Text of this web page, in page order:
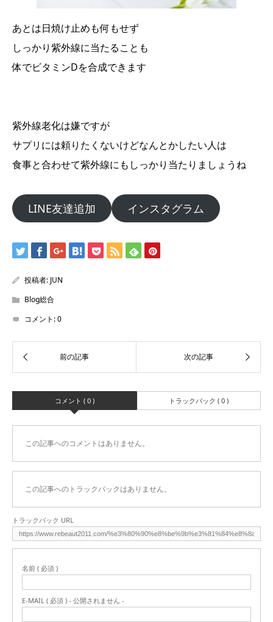
あとは日焼け止めも何もせず
しっかり紫外線に当たることも
体でビタミンDを合成できます
紫外線老化は嫌ですが
サプリには頼りたくないけどなんとかしたい人は
食事と合わせて紫外線にもしっかり当たりましょうね
LINE友達追加 インスタグラム
投稿者: JUN
Blog総合
コメント:0
コメント ( 0 ) トラックバック ( 0 )
この記事へのコメントはありません。
この記事へのトラックバックはありません。
トラックバック URL
名前 ( 必須 )
E-MAIL ( 必須 ) - 公開されません -